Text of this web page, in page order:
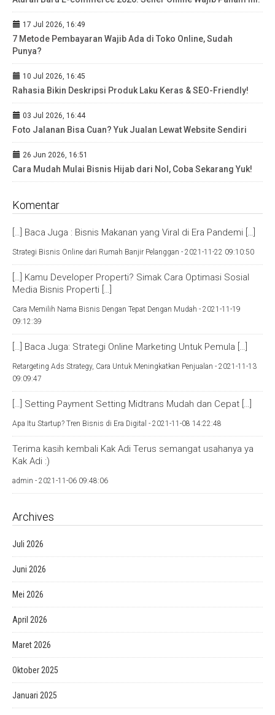
17 Jul 2026, 16:49
7 Metode Pembayaran Wajib Ada di Toko Online, Sudah
Punya?
10 Jul 2026, 16:45
Rahasia Bikin Deskripsi Produk Laku Keras & SEO-Friendly!
03 Jul 2026, 16:44
Foto Jalanan Bisa Cuan? Yuk Jualan Lewat Website Sendiri
26 Jun 2026, 16:51
Cara Mudah Mulai Bisnis Hijab dari Nol, Coba Sekarang Yuk!
Komentar
[…] Baca Juga : Bisnis Makanan yang Viral di Era Pandemi […]
Strategi Bisnis Online dari Rumah Banjir Pelanggan - 2021-11-22 09:10:50
[…] Kamu Developer Properti? Simak Cara Optimasi Sosial
Media Bisnis Properti […]
Cara Memilih Nama Bisnis Dengan Tepat Dengan Mudah - 2021-11-19
09:12:39
[…] Baca Juga: Strategi Online Marketing Untuk Pemula […]
Retargeting Ads Strategy, Cara Untuk Meningkatkan Penjualan - 2021-11-13
09:09:47
[…] Setting Payment Setting Midtrans Mudah dan Cepat […]
Apa Itu Startup? Tren Bisnis di Era Digital - 2021-11-08 14:22:48
Terima kasih kembali Kak Adi Terus semangat usahanya ya
Kak Adi :)
admin - 2021-11-06 09:48:06
Archives
Juli 2026
Juni 2026
Mei 2026
April 2026
Maret 2026
Oktober 2025
Januari 2025